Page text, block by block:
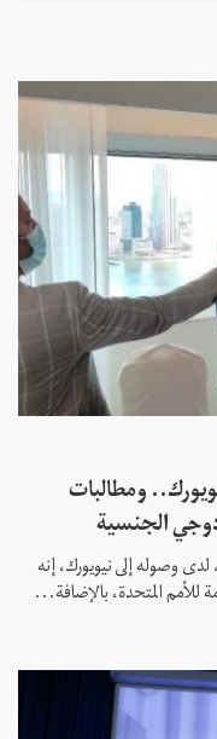
ومطالبات
الجنسية
لدى وصوله إلى نيويورك، إنه
للأمم المتحدة، بالإضافة...